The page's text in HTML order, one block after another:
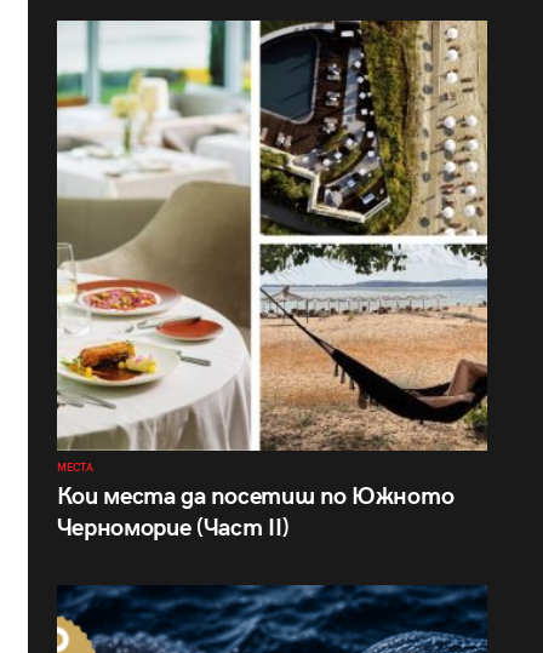
МЕСТА
Кои места да посетиш по Южното
Черноморие (Част II)